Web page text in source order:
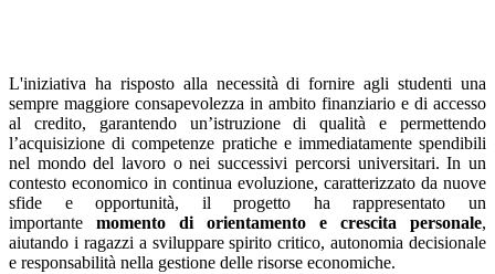
L'iniziativa ha risposto alla necessità di fornire agli studenti una
sempre maggiore consapevolezza in ambito finanziario e di accesso
al credito, garantendo un’istruzione di qualità e permettendo
l’acquisizione di competenze pratiche e immediatamente spendibili
nel mondo del lavoro o nei successivi percorsi universitari. In un
contesto economico in continua evoluzione, caratterizzato da nuove
sfide e opportunità, il progetto ha rappresentato un
importante momento di orientamento e crescita personale,
aiutando i ragazzi a sviluppare spirito critico, autonomia decisionale
e responsabilità nella gestione delle risorse economiche.